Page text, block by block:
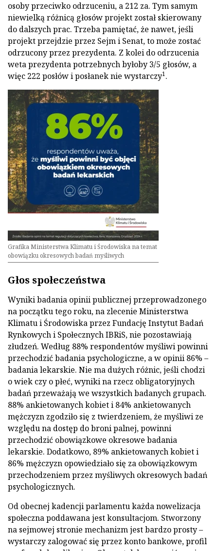
osoby przeciwko odrzuceniu, a 212 za. Tym samym
niewielką różnicą głosów projekt został skierowany
do dalszych prac. Trzeba pamiętać, że nawet, jeśli
projekt przejdzie przez Sejm i Senat, to może zostać
odrzucony przez prezydenta. Z kolei do odrzucenia
weta prezydenta potrzebnych byłoby 3/5 głosów, a
więc 222 posłów i posłanek nie wystarczy1.
Grafika Ministerstwa Klimatu i Środowiska na temat
obowiązku okresowych badań myśliwych
Głos społeczeństwa
Wyniki badania opinii publicznej przeprowadzonego
na początku tego roku, na zlecenie Ministerstwa
Klimatu i Środowiska przez Fundację Instytut Badań
Rynkowych i Społecznych IBRiS, nie pozostawiają
złudzeń. Według 88% respondentów myśliwi powinni
przechodzić badania psychologiczne, a w opinii 86% –
badania lekarskie. Nie ma dużych różnic, jeśli chodzi
o wiek czy o płeć, wyniki na rzecz obligatoryjnych
badań przeważają we wszystkich badanych grupach.
88% ankietowanych kobiet i 84% ankietowanych
mężczyzn zgodziło się z twierdzeniem, że myśliwi ze
względu na dostęp do broni palnej, powinni
przechodzić obowiązkowe okresowe badania
lekarskie. Dodatkowo, 89% ankietowanych kobiet i
86% mężczyzn opowiedziało się za obowiązkowym
przechodzeniem przez myśliwych okresowych badań
psychologicznych.
Od obecnej kadencji parlamentu każda nowelizacja
społeczna poddawana jest konsultacjom. Stworzony
na sejmowej stronie mechanizm jest bardzo prosty –
wystarczy zalogować się przez konto bankowe, profil